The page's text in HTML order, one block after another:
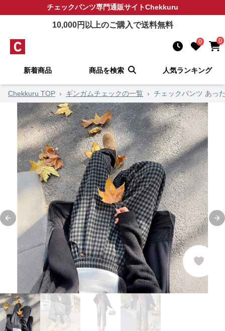
チェックパンツ専門通販サイトChekkuru
10,000円以上のご購入で送料無料
0 0
新着商品 商品を検索 人気ランキング
Chekkuru TOP › ギンガムチェックの一覧 › チェックパンツ あっ
Previous slide